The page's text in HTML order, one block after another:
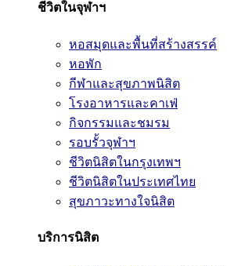
ชีวิตในจุฬาฯ
หอสมุดและพื้นที่สร้างสรรค์
หอพัก
กีฬาและสุขภาพนิสิต
โรงอาหารและคาเฟ่
กิจกรรมและชมรม
รอบรั้วจุฬาฯ
ชีวิตนิสิตในกรุงเทพฯ
ชีวิตนิสิตในประเทศไทย
สุขภาวะทางใจนิสิต
บริการนิสิต